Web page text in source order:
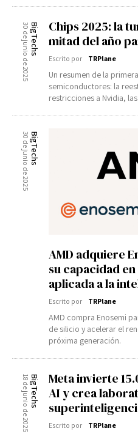
BigTechs
30 de junio de 2025
Chips 2025: la
mitad del año
Escrito por TRPlane
Un resumen de la
semiconductores: la
restricciones a Nvidia,
BigTechs
30 de junio de 2025
AMD adquiere
su capacidad
aplicada a la
Escrito por TRPlane
AMD compra Enosemi
de silicio y acelerar el
próxima generación.
BigTechs
18 de junio de 2025
Meta invierte
AI y crea
Escrito por TRPlane